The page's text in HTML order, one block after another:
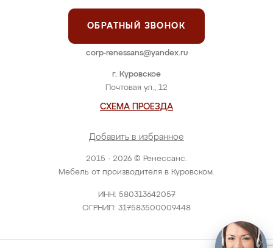
2015 - 2026 © Ренессанс.
Мебель от производителя в Куровском.
ИНН: 580313642057
ОГРНИП: 317583500009448
г. Куровское
Почтовая ул., 12
СХЕМА ПРОЕЗДА
Добавить в избранное
ОБРАТНЫЙ ЗВОНОК
corp-renessans@yandex.ru